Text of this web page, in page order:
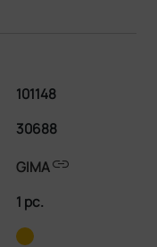
101148
30688
GIMAlink
1 pc.